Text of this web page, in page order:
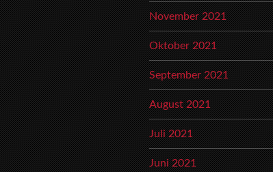
November 2021
Oktober 2021
September 2021
August 2021
Juli 2021
Juni 2021